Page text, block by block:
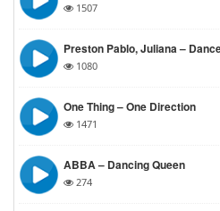
1507
Preston Pablo, Juliana –
1080
One Thing – One Direction
1471
ABBA – Dancing Queen
274